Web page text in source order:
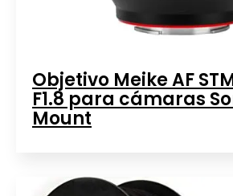
Objetivo Meike AF
F1.8 para cámaras
Mount